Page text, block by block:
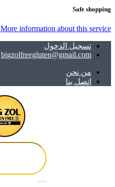
Safe shopping
More information about this service
تسجيل الدخول
bigzolfreegluten@gmail.com
ﻣﻦ ﻧﺤﻦ
اتصل بنا